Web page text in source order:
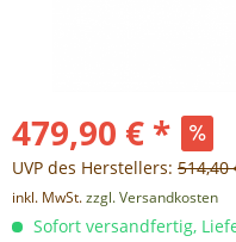
479,90 € *
UVP des Herstellers: 514,40
inkl. MwSt.zzgl. Versandkosten
Sofort versandfertig,